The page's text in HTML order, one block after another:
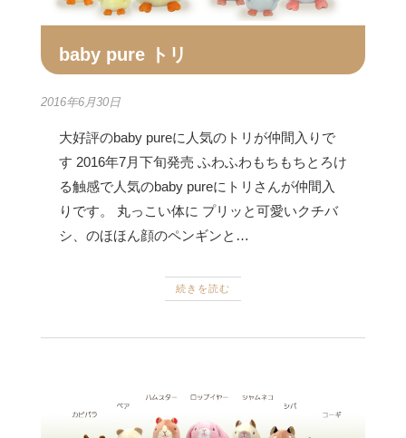
baby pure トリ
2016年6月30日
大好評のbaby pureに人気のトリが仲間入りで
す 2016年7月下旬発売 ふわふわもちもちとろけ
る触感で人気のbaby pureにトリさんが仲間入
りです。 丸っこい体に プリッと可愛いクチバ
シ、のほほん顔のペンギンと…
続きを読む